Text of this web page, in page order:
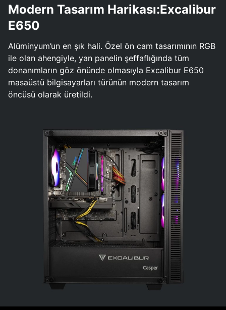
Modern Tasarım Harikası:Excalibur
E650
Alüminyum’un en şık hali. Özel ön cam tasarımının RGB
ile olan ahengiyle, yan panelin şeffaflığında tüm
donanımların göz önünde olmasıyla Excalibur E650
masaüstü bilgisayarları türünün modern tasarım
öncüsü olarak üretildi.